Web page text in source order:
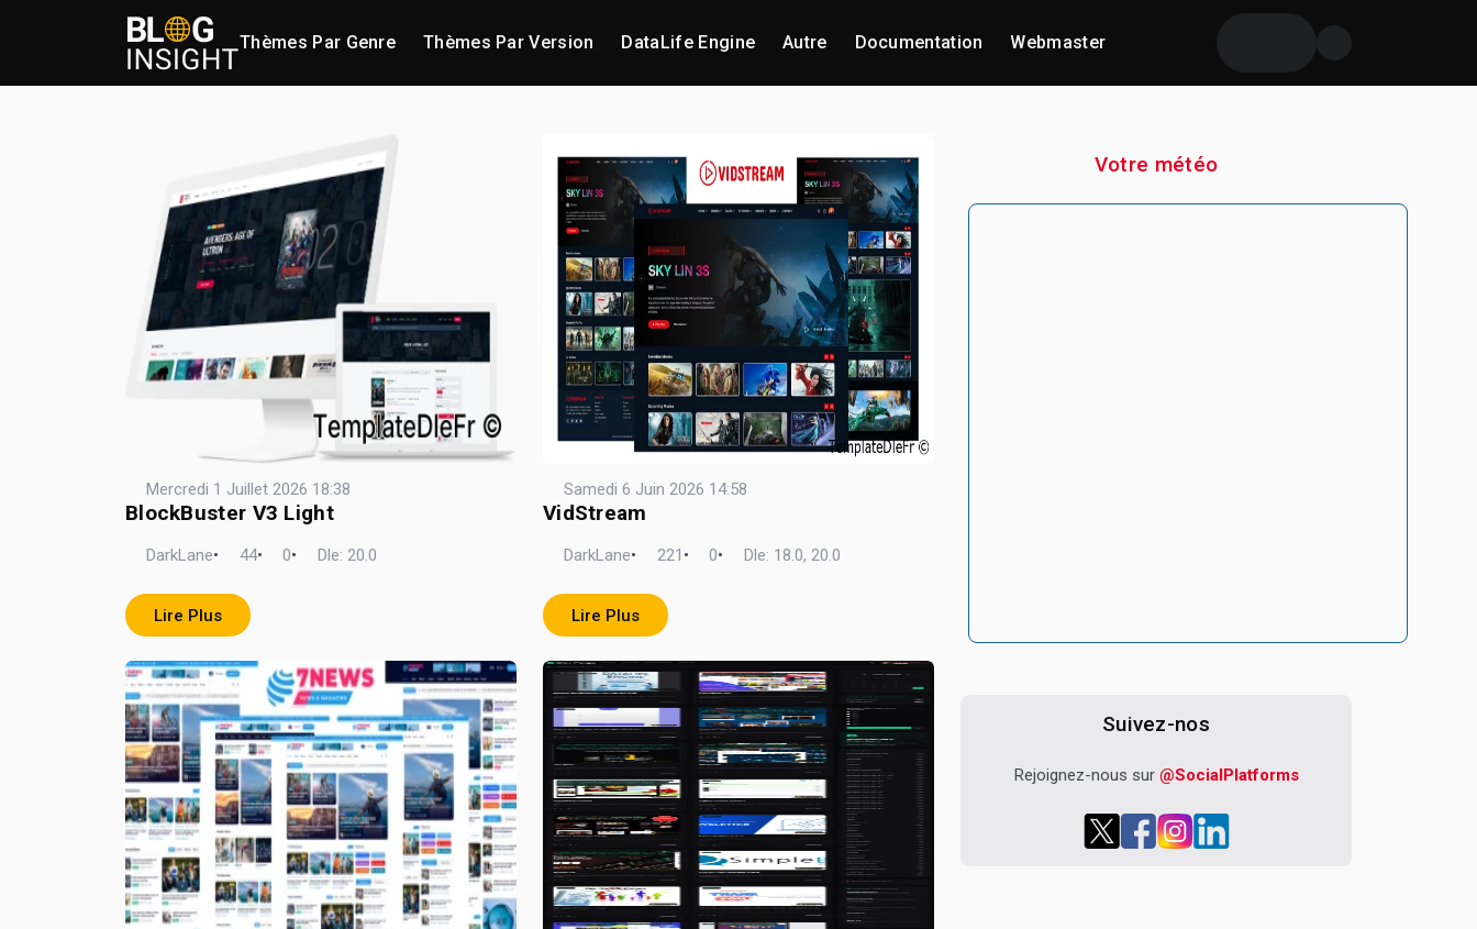
Thèmes Par Genre Thèmes Par Version DataLife Engine Autre Documentation Webmaster
Mercredi 1 Juillet 2026 18:38
BlockBuster V3 Light
DarkLane• 44• 0• Dle: 20.0
Lire Plus
Samedi 6 Juin 2026 14:58
VidStream
DarkLane• 221 • 0• Dle: 18.0, 20.0
Lire Plus
Votre météo
Suivez-nos
Rejoignez-nous sur @SocialPlatforms